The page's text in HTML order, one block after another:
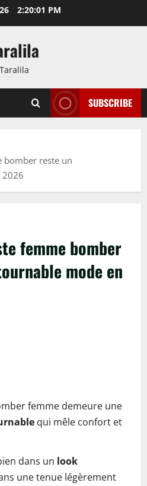
2:20:02 PM
Taralila
SUBSCRIBE
bomber reste un
2026
femme bomber
mode en
femme demeure une
qui mêle confort et
dans un look
une tenue légèrement